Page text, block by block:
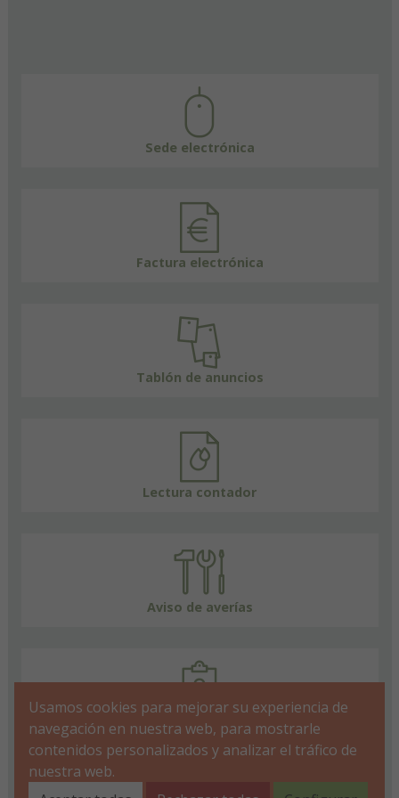
Sede electrónica
Factura electrónica
Tablón de anuncios
Lectura contador
Aviso de averías
FAQs
Usamos cookies para mejorar su experiencia de
navegación en nuestra web, para mostrarle
contenidos personalizados y analizar el tráfico de
nuestra web.